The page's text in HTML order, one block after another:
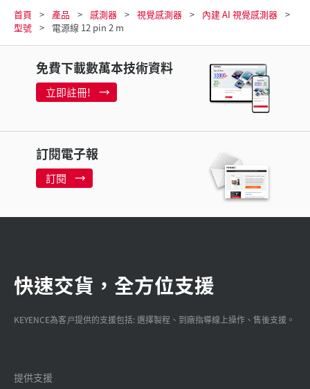
首頁 產品 感測器 視覺感測器
內建 AI 視覺感測器
型號
電源線 12 pin 2 m
免費下載數萬本技術資料
立即註冊!
訂閱電子報
訂閱
快速交貨，全方位支援
KEYENCE為客戸提供的支援包括: 選擇製程、到廠指導線上操作、售後支援。
提供支援